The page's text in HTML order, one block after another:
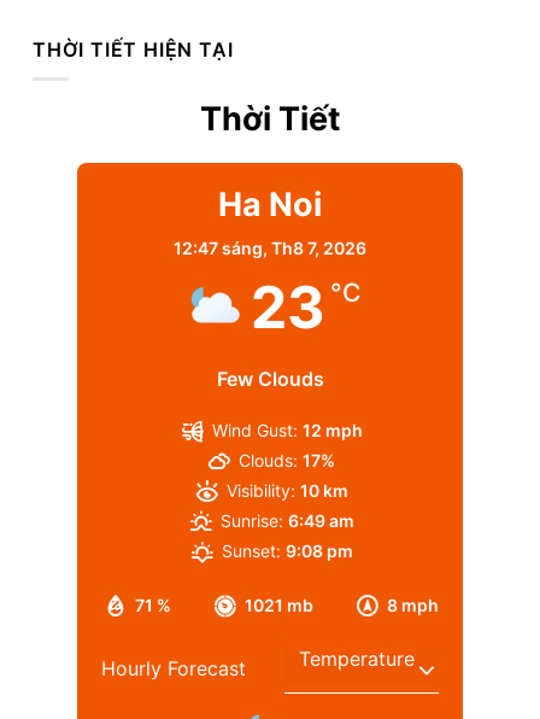
THỜI TIẾT HIỆN TẠI
Thời Tiết
Ha Noi
12:47 sáng, Th8 7, 2026
23 °C
Few Clouds
71 % 1021 mb 8 mph
Wind Gust: 12 mph
Clouds: 17%
Visibility: 10 km
Sunrise: 6:49 am
Sunset: 9:08 pm
Hourly Forecast